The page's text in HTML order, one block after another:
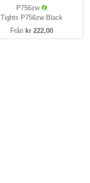
P756zw
Tights P756zw Black
Från kr 222,00